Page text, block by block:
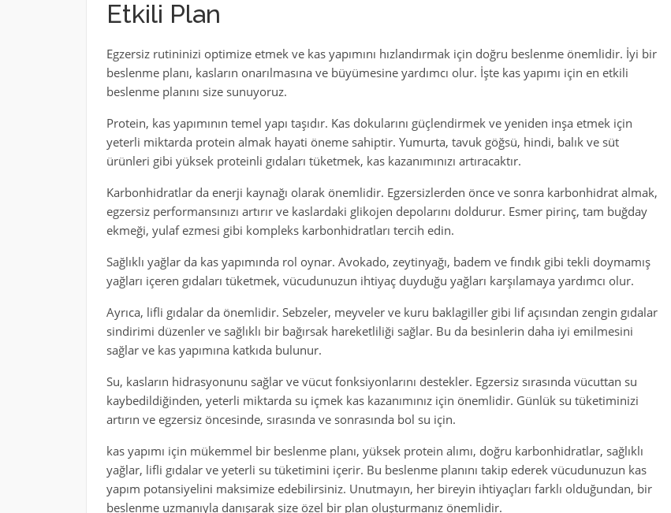
Etkili Plan
Egzersiz rutininizi optimize etmek ve kas yapımını hızlandırmak için doğru beslenme önemlidir. İyi bir
beslenme planı, kasların onarılmasına ve büyümesine yardımcı olur. İşte kas yapımı için en etkili
beslenme planını size sunuyoruz.
Protein, kas yapımının temel yapı taşıdır. Kas dokularını güçlendirmek ve yeniden inşa etmek için
yeterli miktarda protein almak hayati öneme sahiptir. Yumurta, tavuk göğsü, hindi, balık ve süt
ürünleri gibi yüksek proteinli gıdaları tüketmek, kas kazanımınızı artıracaktır.
Karbonhidratlar da enerji kaynağı olarak önemlidir. Egzersizlerden önce ve sonra karbonhidrat almak,
egzersiz performansınızı artırır ve kaslardaki glikojen depolarını doldurur. Esmer pirinç, tam buğday
ekmeği, yulaf ezmesi gibi kompleks karbonhidratları tercih edin.
Sağlıklı yağlar da kas yapımında rol oynar. Avokado, zeytinyağı, badem ve fındık gibi tekli doymamış
yağları içeren gıdaları tüketmek, vücudunuzun ihtiyaç duyduğu yağları karşılamaya yardımcı olur.
Ayrıca, lifli gıdalar da önemlidir. Sebzeler, meyveler ve kuru baklagiller gibi lif açısından zengin gıdalar
sindirimi düzenler ve sağlıklı bir bağırsak hareketliliği sağlar. Bu da besinlerin daha iyi emilmesini
sağlar ve kas yapımına katkıda bulunur.
Su, kasların hidrasyonunu sağlar ve vücut fonksiyonlarını destekler. Egzersiz sırasında vücuttan su
kaybedildiğinden, yeterli miktarda su içmek kas kazanımınız için önemlidir. Günlük su tüketiminizi
artırın ve egzersiz öncesinde, sırasında ve sonrasında bol su için.
kas yapımı için mükemmel bir beslenme planı, yüksek protein alımı, doğru karbonhidratlar, sağlıklı
yağlar, lifli gıdalar ve yeterli su tüketimini içerir. Bu beslenme planını takip ederek vücudunuzun kas
yapım potansiyelini maksimize edebilirsiniz. Unutmayın, her bireyin ihtiyaçları farklı olduğundan, bir
beslenme uzmanıyla danışarak size özel bir plan oluşturmanız önemlidir.